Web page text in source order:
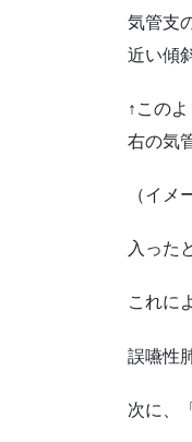
気管支
近い傾
↑ この
右の気
（イ
入った
これに
誤嚥性
次に、